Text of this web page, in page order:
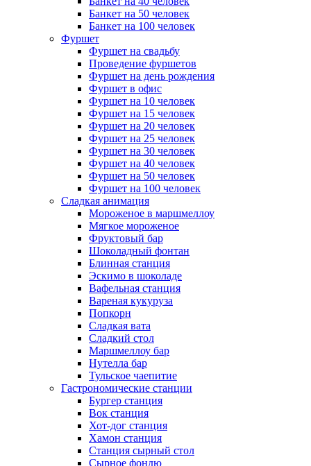
Банкет на 50 человек
Банкет на 100 человек
Фуршет
Фуршет на свадьбу
Проведение фуршетов
Фуршет на день рождения
Фуршет в офис
Фуршет на 10 человек
Фуршет на 15 человек
Фуршет на 20 человек
Фуршет на 25 человек
Фуршет на 30 человек
Фуршет на 40 человек
Фуршет на 50 человек
Фуршет на 100 человек
Сладкая анимация
Мороженое в маршмеллоу
Мягкое мороженое
Фруктовый бар
Шоколадный фонтан
Блинная станция
Эскимо в шоколаде
Вафельная станция
Вареная кукуруза
Попкорн
Сладкая вата
Сладкий стол
Маршмеллоу бар
Нутелла бар
Тульское чаепитие
Гастрономические станции
Бургер станция
Вок станция
Хот-дог станция
Хамон станция
Станция сырный стол
Сырное фондю